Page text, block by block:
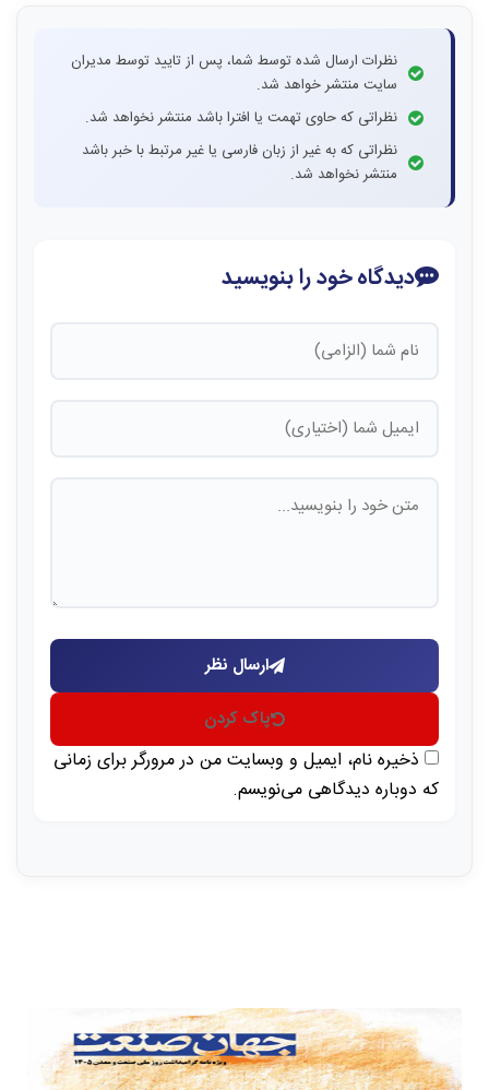
نظرات ارسال شده توسط شما، پس از تایید توسط مدیران
سایت منتشر خواهد شد.
نظراتی که حاوی تهمت یا افترا باشد منتشر نخواهد شد.
نظراتی که به غیر از زبان فارسی یا غیر مرتبط با خبر باشد
منتشر نخواهد شد.
دیدگاه خود را بنویسید
ارسال نظر
پاک کردن
ذخیره نام، ایمیل و وبسایت من در مرورگر برای زمانی
که دوباره دیدگاهی می‌نویسم.